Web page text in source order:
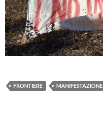
FRONTIERE MANIFESTAZIONE